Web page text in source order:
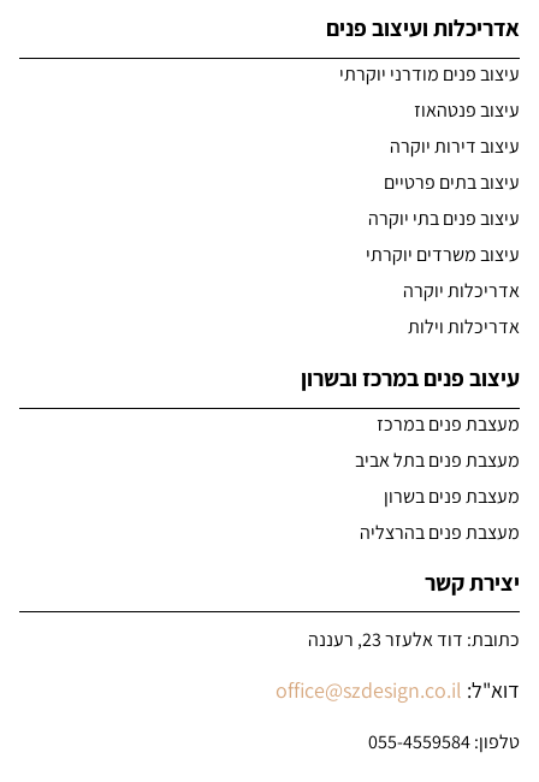
אדריכלות ועיצוב פנים
עיצוב פנים מודרני יוקרתי
עיצוב פנטהאוז
עיצוב דירות יוקרה
עיצוב בתים פרטיים
עיצוב פנים בתי יוקרה
עיצוב משרדים יוקרתי
אדריכלות יוקרה
אדריכלות וילות
עיצוב פנים במרכז ובשרון
מעצבת פנים במרכז
מעצבת פנים בתל אביב
מעצבת פנים בשרון
מעצבת פנים בהרצליה
יצירת קשר
כתובת: דוד אלעזר 23, רעננה
דוא"ל: office@szdesign.co.il
טלפון: